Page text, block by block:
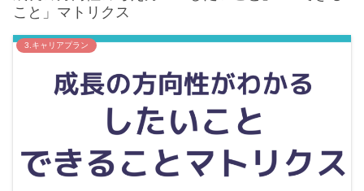
こと」マトリクス
3.キャリアプラン